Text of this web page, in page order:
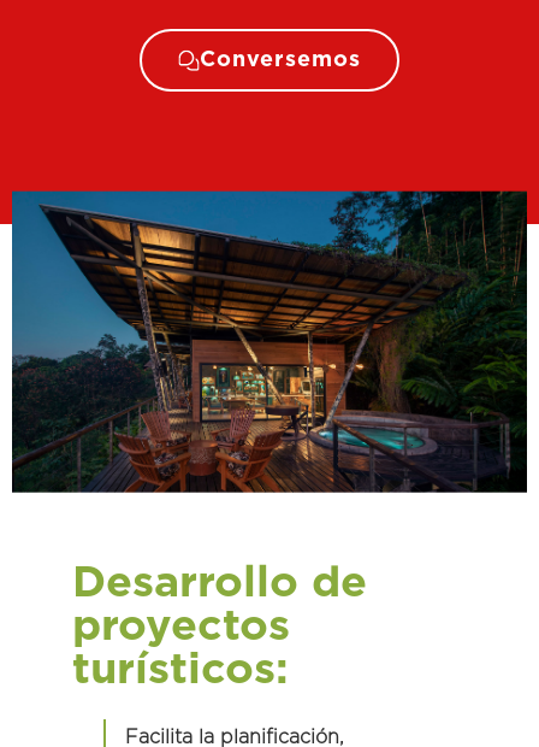
Conversemos
Desarrollo de
proyectos
turísticos:
Facilita la planificación,